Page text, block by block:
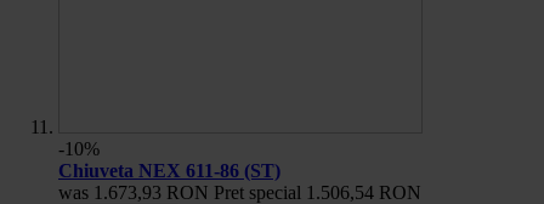
-10%
Chiuveta NEX 611-86 (ST)
was 1.673,93 RON Pret special 1.506,54 RON